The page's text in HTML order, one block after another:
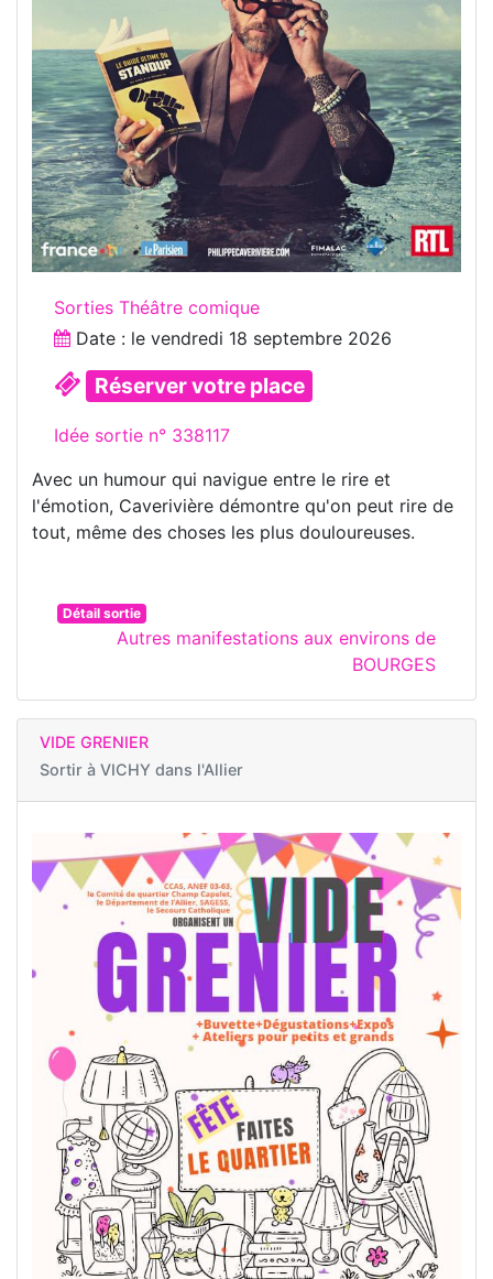
Sorties Théâtre comique
Date : le vendredi 18 septembre 2026
Réserver votre place
Idée sortie n° 338117
Avec un humour qui navigue entre le rire et
l'émotion, Caverivière démontre qu'on peut rire de
tout, même des choses les plus douloureuses.
Détail sortie
Autres manifestations aux environs de
BOURGES
VIDE GRENIER
Sortir à VICHY dans l'Allier